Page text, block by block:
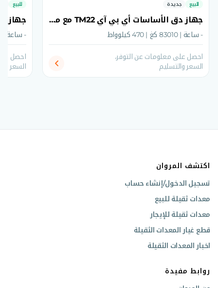
للبيع
جديدة
جهاز دق الأساسات أي بي آي TM22 مع مطرقة اهتزازية
- ساعة | 83010 كغ | 470 كيلوواط
احصل على معلومات عن التوفر،
السعر والتسليم
للبيع
- ساعة | 67220 كغ | 470 كيلوواط
احصل
السعر
اكتشف المروان
تسجيل الدخول/إنشاء حساب
معدات ثقيلة للبيع
معدات ثقيلة للإيجار
قطع غيار المعدات الثقيلة
اخبار المعدات الثقيلة
روابط مفيدة